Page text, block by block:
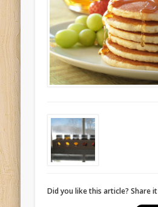
Did you like this article? Share